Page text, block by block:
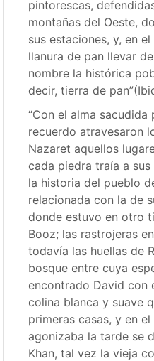
pintorescas,
montañas del Oeste,
sus estaciones, y, en
llanura de pan llevar
nombre la histórica
decir, tierra de
“Con el alma
recuerdo atravesaron
Nazaret aquellos
cada piedra traía a
la historia del pueblo
relacionada con la de
donde estuvo en otro
Booz; las rastrojeras
todavía las huellas de
bosque entre cuya
encontrado David con
colina blanca y suave
primeras casas, y en
agonizaba la tarde se
Khan, tal vez la vieja